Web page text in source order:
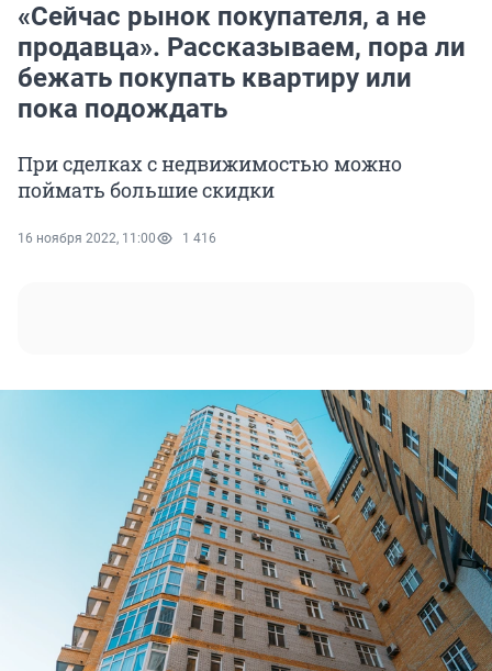
«Сейчас рынок покупателя, а не
продавца». Рассказываем, пора ли
бежать покупать квартиру или
пока подождать
При сделках с недвижимостью можно
поймать большие скидки
16 ноября 2022, 11:00 1 416